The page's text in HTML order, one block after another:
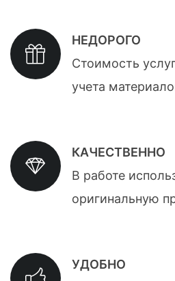
НЕДОРОГО
Стоимость
учета
КАЧЕСТВЕННО
В работе
оригинальную
УДОБНО